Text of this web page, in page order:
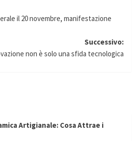
il 20 novembre, manifestazione
Successivo:
non è solo una sfida tecnologica
Artigianale: Cosa Attrae i